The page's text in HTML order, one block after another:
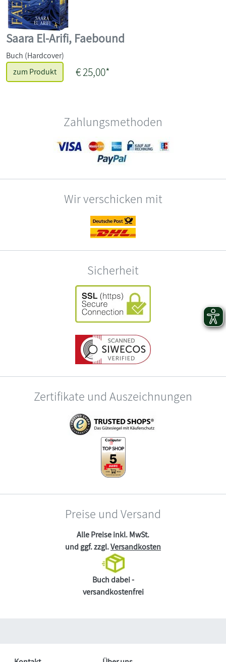
Saara El-Arifi, Faebound
Buch (Hardcover)
zum Produkt
€ 25,00*
Zahlungsmethoden
Wir verschicken mit
Sicherheit
Zertifikate und Auszeichnungen
Preise und Versand
Alle Preise inkl. MwSt.
und ggf. zzgl.Versandkosten
Buch dabei -
versandkostenfrei